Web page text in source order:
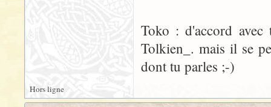
Toko : d'accord
Tolkien_. mais il se
dont tu parles ;-)
Hors ligne